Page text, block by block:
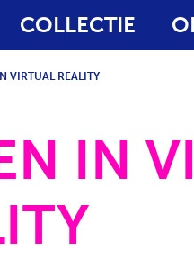
COLLECTIE
VIRTUAL REALITY
IN